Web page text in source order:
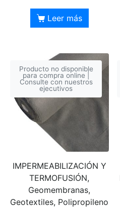
Leer más
Producto no disponible
para compra online |
Consulte con nuestros
ejecutivos
IMPERMEABILIZACIÓN Y
TERMOFUSIÓN,
Geomembranas,
Geotextiles, Polipropileno